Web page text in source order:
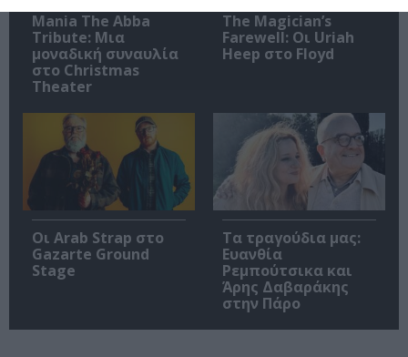
Mania The Abba
Tribute: Μια
μοναδική συναυλία
στο Christmas
Theater
The Magician’s
Farewell: Οι Uriah
Heep στο Floyd
Οι Arab Strap στο
Gazarte Ground
Stage
Τα τραγούδια μας:
Ευανθία
Ρεμπούτσικα και
Άρης Δαβαράκης
στην Πάρο